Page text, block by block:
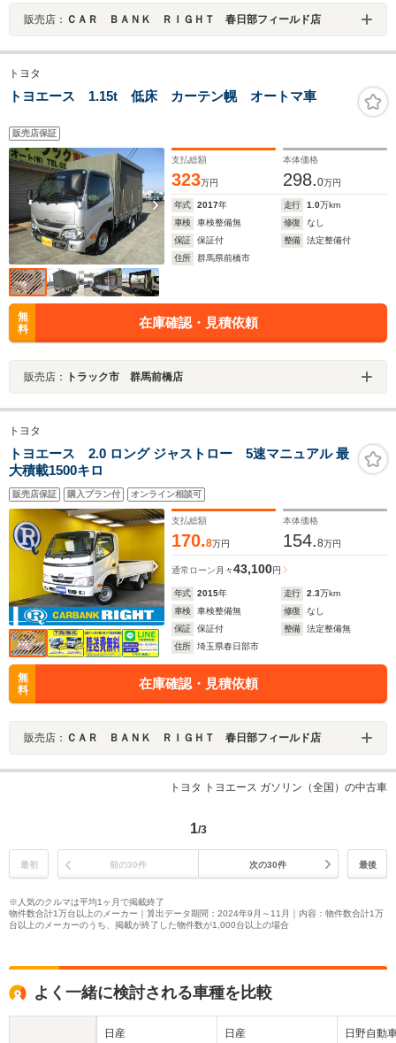
販売店： ＣＡＲ ＢＡＮＫ ＲＩＧＨＴ 春日部フィールド店
トヨタ
トヨエース 1.15t 低床 カーテン幌 オートマ車
販売店保証
支払総額
323万円
本体価格
298.0万円
年式 2017年 走行 1.0万km
車検
車検整備無 修復
なし
保証
保証付 整備
法定整備付
住所
群馬県前橋市
無
料
在庫確認・見積依頼
販売店： トラック市 群馬前橋店
トヨタ
トヨエース 2.0 ロング ジャストロー 5速マニュアル 最
大積載1500キロ
販売店保証 購入プラン付 オンライン相談可
支払総額
170.8万円
本体価格
154.8万円
通常ローン 月々43,100円
年式 2015年 走行 2.3万km
車検
車検整備無 修復
なし
保証
保証付 整備
法定整備無
住所
埼玉県春日部市
無
料
在庫確認・見積依頼
販売店： ＣＡＲ ＢＡＮＫ ＲＩＧＨＴ 春日部フィールド店
トヨタ トヨエース ガソリン（全国）の中古車
1/3
最初 前の30件 次の30件 最後
※人気のクルマは平均1ヶ月で掲載終了
物件数合計1万台以上のメーカー｜算出データ期間：2024年9月～11月｜内容：物件数合計1万
台以上のメーカーのうち、掲載が終了した物件数が1,000台以上の場合
よく一緒に検討される車種を比較
日産 日産 日野自動